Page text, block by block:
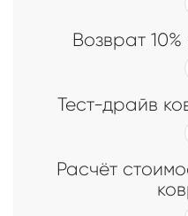
Возврат
Тест-драйв
Расчёт